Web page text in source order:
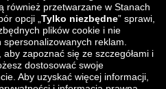
zalando-lounge.no